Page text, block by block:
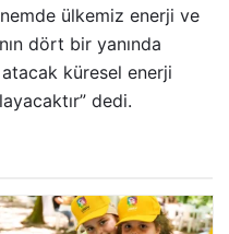
ülkemiz enerji ve
dört bir yanında
küresel enerji
dedi.